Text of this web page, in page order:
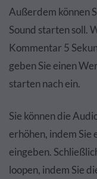
Außerdem können
Sound starten soll.
Kommentar 5
geben Sie einen
starten nach ein.
Sie können die
erhöhen, indem Sie
eingeben.
loopen, indem Sie